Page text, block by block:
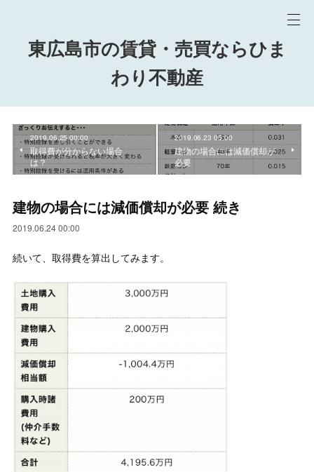
東広島市の賃貸・売買ならひま
わり不動産
2019.06.25 00:00
取得費が分からない場合
は？
2019.06.23 05:00
建物の場合には減価償却が
必要
建物の場合には減価償却が必要 続き
2019.06.24 00:00
続いて、取得費を算出してみます。